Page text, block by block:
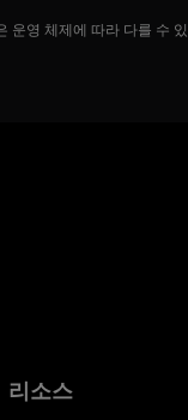
영 체제에 따라 다를
리소스